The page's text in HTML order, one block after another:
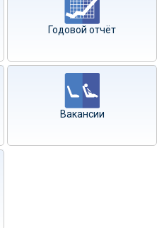
Годовой отчёт
Вакансии